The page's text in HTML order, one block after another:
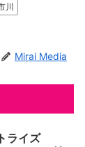
川
Mirai Media
ライズ